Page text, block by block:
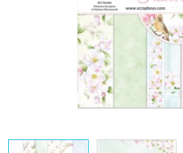
Kontakty Moje
Hodnocení obchodu
Podmínky ochrany osobních údajů